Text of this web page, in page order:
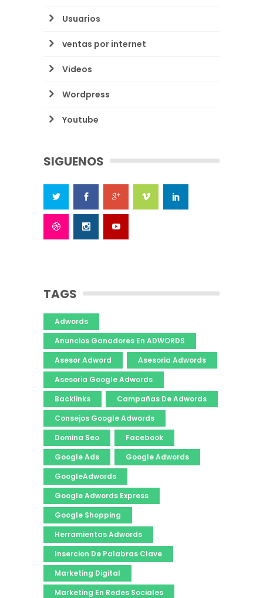
Usuarios
ventas por internet
Videos
Wordpress
Youtube
SIGUENOS
TAGS
Adwords
Anuncios Ganadores En ADWORDS
Asesor Adword
Asesoria Adwords
Asesoria Google Adwords
Backlinks
Campañas De Adwords
Consejos Google Adwords
Domina Seo
Facebook
Google Ads
Google Adwords
GoogleAdwords
Google Adwords Express
Google Shopping
Herramientas Adwords
Insercion De Palabras Clave
Marketing Digital
Marketing En Redes Sociales